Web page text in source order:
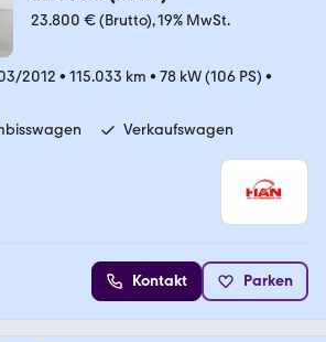
23.800 € (Brutto) 19% MwSt.
2012 • 115.033 km • 78 kW (106 PS) •
Verkaufswagen
Kontakt Parken